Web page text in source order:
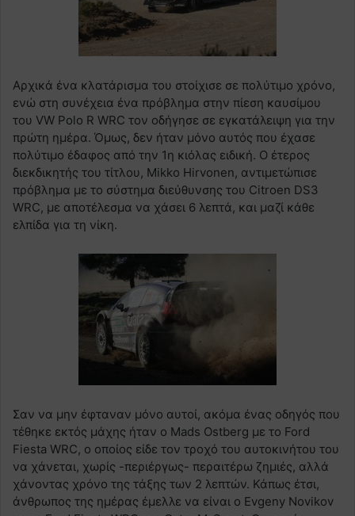
Αρχικά ένα κλατάρισμα του στοίχισε σε πολύτιμο χρόνο,
ενώ στη συνέχεια ένα πρόβλημα στην πίεση καυσίμου
του VW Polo R WRC τον οδήγησε σε εγκατάλειψη για την
πρώτη ημέρα. Όμως, δεν ήταν μόνο αυτός που έχασε
πολύτιμο έδαφος από την 1η κιόλας ειδική. Ο έτερος
διεκδικητής του τίτλου, Mikko Hirvonen, αντιμετώπισε
πρόβλημα με το σύστημα διεύθυνσης του Citroen DS3
WRC, με αποτέλεσμα να χάσει 6 λεπτά, και μαζί κάθε
ελπίδα για τη νίκη.
Σαν να μην έφταναν μόνο αυτοί, ακόμα ένας οδηγός που
τέθηκε εκτός μάχης ήταν ο Mads Ostberg με το Ford
Fiesta WRC, ο οποίος είδε τον τροχό του αυτοκινήτου του
να χάνεται, χωρίς -περιέργως- περαιτέρω ζημιές, αλλά
χάνοντας χρόνο της τάξης των 2 λεπτών. Κάπως έτσι,
άνθρωπος της ημέρας έμελλε να είναι ο Evgeny Novikov